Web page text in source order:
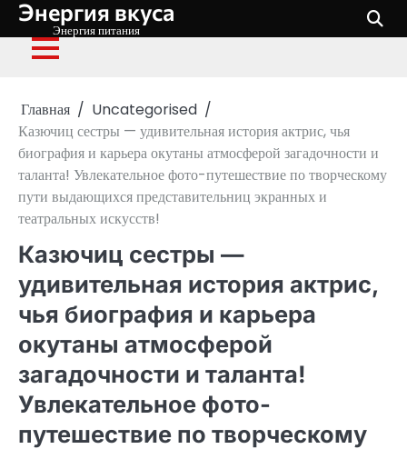
Перейти
содержимому
Энергия вкуса
Энергия питания
Главная
Uncategorised
Казючиц сестры — удивительная история актрис, чья
биография и карьера окутаны атмосферой загадочности и
таланта! Увлекательное фото-путешествие по творческому
пути выдающихся представительниц экранных и
театральных искусств!
Казючиц сестры —
удивительная история актрис,
чья биография и карьера
окутаны атмосферой
загадочности и таланта!
Увлекательное фото-
путешествие по творческому